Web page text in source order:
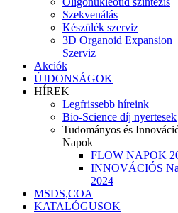
Szekvenálás
Készülék szerviz
3D Organoid Expansion
Szerviz
Akciók
ÚJDONSÁGOK
HÍREK
Legfrissebb híreink
Bio-Science díj nyertesek
Tudományos és
Napok
FLOW NAPOK
INNOVÁCIÓS
2024
MSDS,COA
KATALÓGUSOK